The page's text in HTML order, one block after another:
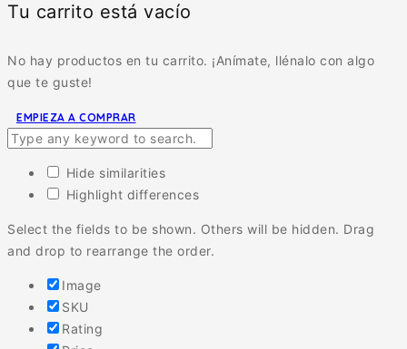
Tu carrito está vacío
No hay productos en tu carrito. ¡Anímate, llénalo con algo
que te guste!
EMPIEZA A COMPRAR
Hide similarities
Highlight differences
Select the fields to be shown. Others will be hidden. Drag
and drop to rearrange the order.
Image
SKU
Rating